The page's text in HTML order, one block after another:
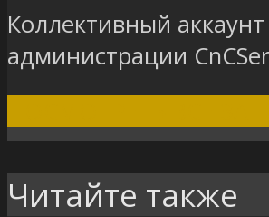
Коллективный аккаунт
администрации
Читайте также